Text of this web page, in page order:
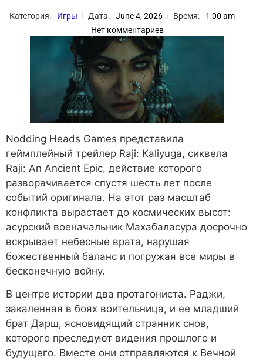
Категория: Игры Дата: June 4, 2026 Время:
1:00 am
Нет комментариев
Nodding Heads Games представила
геймплейный трейлер Raji: Kaliyuga, сиквела
Raji: An Ancient Epic, действие которого
разворачивается спустя шесть лет после
событий оригинала. На этот раз масштаб
конфликта вырастает до космических высот:
асурский военачальник Махабаласура досрочно
вскрывает небесные врата, нарушая
божественный баланс и погружая все миры в
бесконечную войну.
В центре истории два протагониста. Раджи,
закаленная в боях воительница, и ее младший
брат Дарш, ясновидящий странник снов,
которого преследуют видения прошлого и
будущего. Вместе они отправляются к Вечной